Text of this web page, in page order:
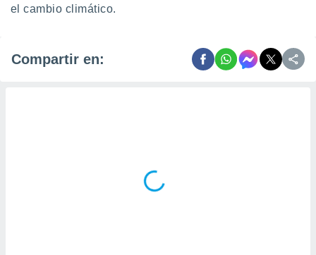
el cambio climático.
Compartir en: